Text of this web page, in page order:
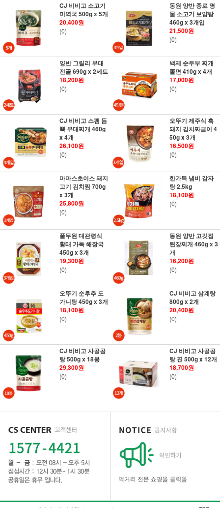
CJ 비비고 소고기
미역국 500g x 5개
20,400원
(0)
동원 양반 종로 명
물 소고기 보양탕
460g x 3개입
21,500원
(0)
양반 그릴리 부대
전골 690g x 2세트
18,200원
(0)
백제 순두부 찌개
쫄면 410g x 4개
17,000원
(0)
CJ 비비고 스팸 듬
뿍 부대찌개 460g
x 4개
26,100원
(0)
오뚜기 제주식 흑
돼지 김치짜글이 4
50g x 3개
16,500원
(0)
마마스초이스 돼지
고기 김치찜 700g
x 3개
25,800원
(0)
한가득 냄비 감자
탕 2.5kg
18,100원
(0)
풀무원 대관령식
황태 가득 해장국
450g x 3개
19,300원
(0)
동원 양반 고깃집
된장찌개 460g x 3
개
16,200원
(0)
오뚜기 순후추 도
가니탕 450g x 3개
18,100원
(0)
CJ 비비고 삼계탕
800g x 2개
20,400원
(0)
CJ 비비고 사골곰
탕 500g x 18봉
29,300원
(0)
CJ 비비고 사골곰
탕 진 500g x 12개
18,700원
(0)